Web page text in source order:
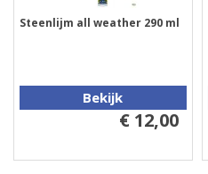
Steenlijm all weather 290 ml
Bekijk
€ 12,00